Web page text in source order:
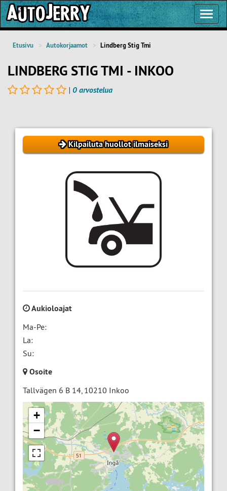
Etusivu Autokorjaamot Lindberg Stig Tmi
LINDBERG STIG TMI - INKOO
| 0 arvostelua
Kilpailuta huollot ilmaiseksi
Aukioloajat
Ma-Pe:
La:
Su:
Osoite
Tallvägen 6 B 14, 10210 Inkoo
+
−